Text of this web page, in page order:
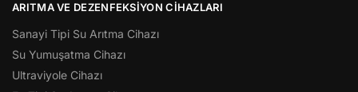
ARITMA VE DEZENFEKSIYON CIHAZLARI
Sanayi Tipi Su Arıtma Cihazı
Su Yumuşatma Cihazı
Ultraviyole Cihazı